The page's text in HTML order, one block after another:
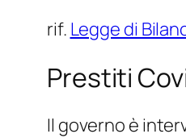
rif. Legge di
Prestiti
Il governo è